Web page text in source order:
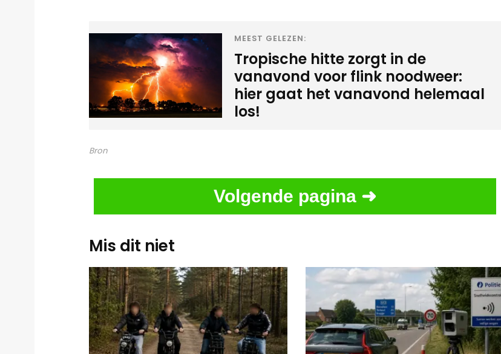
MEEST GELEZEN:
Tropische hitte zorgt in de
vanavond voor flink noodweer:
hier gaat het vanavond helemaal
los!
Bron
Volgende pagina ➜
Mis dit niet